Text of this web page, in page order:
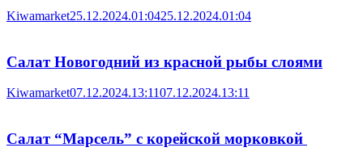
Kiwamarket25.12.2024.01:0425.12.2024.01:04
Салат Новогодний из красной рыбы слоями
Kiwamarket07.12.2024.13:1107.12.2024.13:11
Салат “Марсель” с корейской морковкой